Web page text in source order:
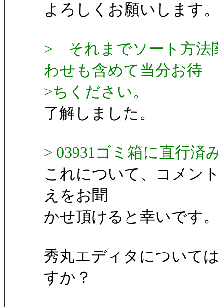
よろしくお願いします
> それまでソート方法
わせも含めて当分お待
>ちください。
了解しました。
> 03931ゴミ箱に直行済
これについて、コメン
えをお聞
かせ頂けると幸いです
秀丸エディタについて
すか？